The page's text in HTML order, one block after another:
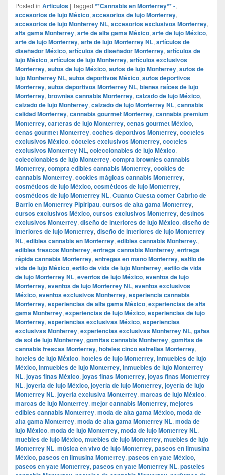
Posted in Articulos | Tagged **Cannabis en Monterrey** -,
accesorios de lujo México, accesorios de lujo Monterrey,
accesorios de lujo Monterrey NL, accesorios exclusivos Monterrey,
alta gama Monterrey, arte de alta gama México, arte de lujo México,
arte de lujo Monterrey, arte de lujo Monterrey NL, artículos de
diseñador México, artículos de diseñador Monterrey, artículos de
lujo México, artículos de lujo Monterrey, artículos exclusivos
Monterrey, autos de lujo México, autos de lujo Monterrey, autos de
lujo Monterrey NL, autos deportivos México, autos deportivos
Monterrey, autos deportivos Monterrey NL, bienes raíces de lujo
Monterrey, brownies cannabis Monterrey, calzado de lujo México,
calzado de lujo Monterrey, calzado de lujo Monterrey NL, cannabis
calidad Monterrey, cannabis gourmet Monterrey, cannabis premium
Monterrey, carteras de lujo Monterrey, cenas gourmet México,
cenas gourmet Monterrey, coches deportivos Monterrey, cocteles
exclusivos México, cócteles exclusivos Monterrey, cocteles
exclusivos Monterrey NL, coleccionables de lujo México,
coleccionables de lujo Monterrey, compra brownies cannabis
Monterrey, compra edibles cannabis Monterrey, cookies de
cannabis Monterrey, cookies mágicas cannabis Monterrey,
cosméticos de lujo México, cosméticos de lujo Monterrey,
cosméticos de lujo Monterrey NL, Cuanto Cuesta comer Cabrito de
Barrio en Monterrey Pipiripau, cursos de alta gama Monterrey,
cursos exclusivos México, cursos exclusivos Monterrey, destinos
exclusivos Monterrey, diseño de interiores de lujo México, diseño de
interiores de lujo Monterrey, diseño de interiores de lujo Monterrey
NL, edibles cannabis en Monterrey, edibles cannabis Monterrey.,
edibles frescos Monterrey, entrega cannabis Monterrey, entrega
rápida cannabis Monterrey, entregas en mano Monterrey, estilo de
vida de lujo México, estilo de vida de lujo Monterrey, estilo de vida
de lujo Monterrey NL, eventos de lujo México, eventos de lujo
Monterrey, eventos de lujo Monterrey NL, eventos exclusivos
México, eventos exclusivos Monterrey, experiencia cannabis
Monterrey, experiencias de alta gama México, experiencias de alta
gama Monterrey, experiencias de lujo México, experiencias de lujo
Monterrey, experiencias exclusivas México, experiencias
exclusivas Monterrey, experiencias exclusivas Monterrey NL, gafas
de sol de lujo Monterrey, gomitas cannabis Monterrey, gomitas de
cannabis frescas Monterrey, hoteles cinco estrellas Monterrey,
hoteles de lujo México, hoteles de lujo Monterrey, inmuebles de lujo
México, inmuebles de lujo Monterrey, inmuebles de lujo Monterrey
NL, joyas finas México, joyas finas Monterrey, joyas finas Monterrey
NL, joyería de lujo México, joyería de lujo Monterrey, joyería de lujo
Monterrey NL, joyería exclusiva Monterrey, marcas de lujo México,
marcas de lujo Monterrey, mejor cannabis Monterrey, mejores
edibles cannabis Monterrey, moda de alta gama México, moda de
alta gama Monterrey, moda de alta gama Monterrey NL, moda de
lujo México, moda de lujo Monterrey, moda de lujo Monterrey NL,
muebles de lujo México, muebles de lujo Monterrey, muebles de lujo
Monterrey NL, música en vivo de lujo Monterrey, paseos en limusina
México, paseos en limusina Monterrey, paseos en yate México,
paseos en yate Monterrey, paseos en yate Monterrey NL, pasteles